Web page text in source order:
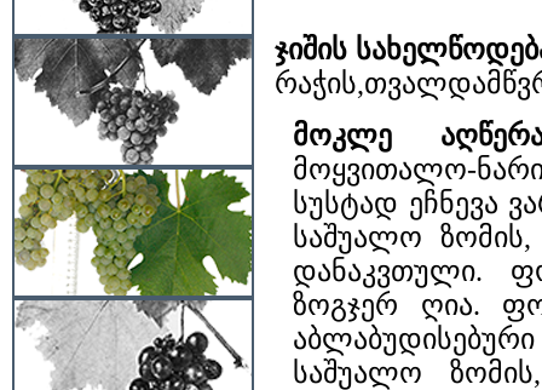
ჯიშის
მოკლე
მოყვითალო-
სუსტად ეჩნევა
საშუალო
დანაკვთული.
ზოგჯერ ღია.
საშუალო